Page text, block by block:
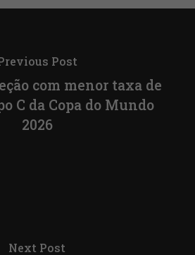
Post
com menor taxa de
C da Copa do Mundo
2026
Next Post